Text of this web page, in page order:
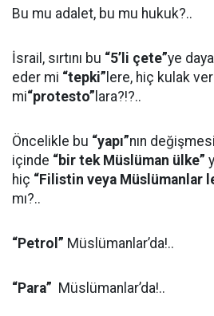
Bu mu adalet, bu mu hukuk?..
İsrail, sırtını bu “5’li çete”ye
eder mi “tepki” lere, hiç kulak
mi“protesto” lara?!?..
Öncelikle bu “yapı”nın
içinde “bir tek Müslüman ülke”
hiç “Filistin veya Müslümanlar
mı?..
“Petrol” Müslümanlar’da!..
“Para” Müslümanlar’da!..